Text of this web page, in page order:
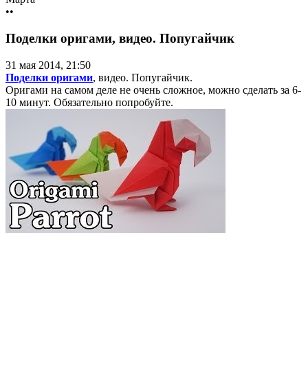
••
Поделки оригами, видео. Попугайчик
31 мая 2014, 21:50
Поделки оригами, видео. Попугайчик.
Оригами на самом деле не очень сложное, можно сделать за 6-
10 минут. Обязательно попробуйте.